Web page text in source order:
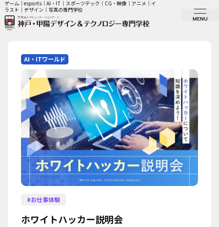
ゲーム｜esports｜AI・IT｜スポーツテック｜CG・映像｜アニメ｜イ
ラスト｜デザイン｜写真の専門学校
MENU
AI・ITワールド
#お仕事体験
ホワイトハッカー説明会